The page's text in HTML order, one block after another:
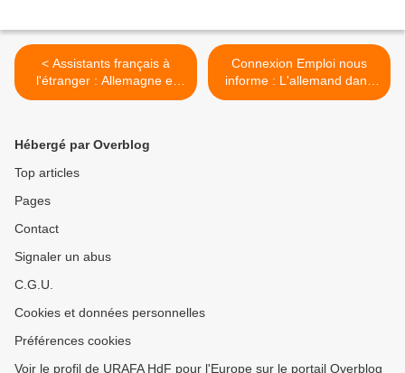
< Assistants français à
l'étranger : Allemagne et
Autriche
Connexion Emploi nous
informe : L'allemand dans
son CV - comment le mettre
Hébergé par Overblog
Top articles
Pages
Contact
Signaler un abus
C.G.U.
Cookies et données personnelles
Préférences cookies
Voir le profil de URAFA HdF pour l'Europe sur le portail Overblog